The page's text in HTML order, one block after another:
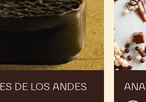
DE LOS ANDES